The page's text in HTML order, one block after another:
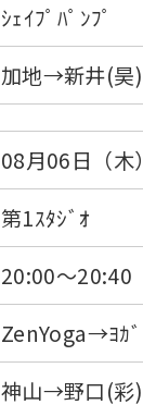
ｼｪｲﾌﾟﾊﾟﾝﾌﾟ
加地→新井(昊)
08月06日（木）
第1ｽﾀｼﾞｵ
20:00～20:40
ZenYoga→ﾖｶﾞ
神山→野口(彩)